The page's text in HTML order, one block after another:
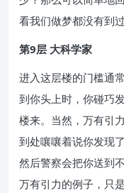
看我们做梦都没有到
第9层 大科学家
进入这层楼的门槛通
到你头上时，你碰巧
楼来。当然，万有引
到处嚷嚷着说你发现
然后警察会把你送到
万有引力的例子，只